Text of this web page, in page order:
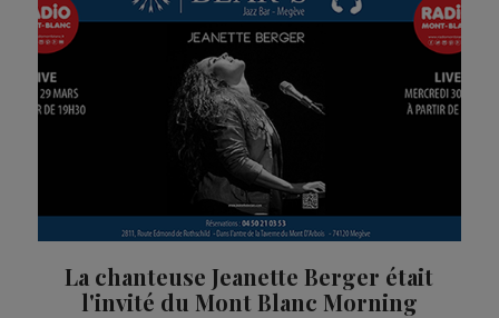
La chanteuse Jeanette Berger était
l'invité du Mont Blanc Morning